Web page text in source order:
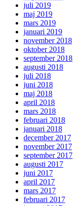
juli 2019
maj 2019
mars 2019
januari 2019
november 2018
oktober 2018
september 2018
augusti 2018
juli 2018
juni 2018
maj 2018
april 2018
mars 2018
februari 2018
januari 2018
december 2017
november 2017
september 2017
augusti 2017
juni 2017
april 2017
mars 2017
februari 2017